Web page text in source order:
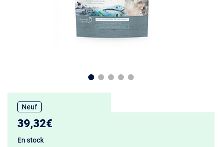
Neuf
39,32€
En stock